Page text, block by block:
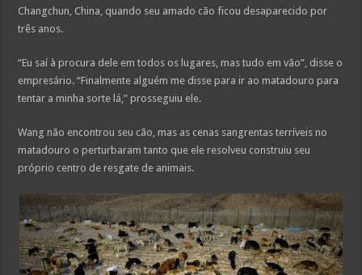
Changchun, China, quando seu amado cão ficou desaparecido por
três anos.
“Eu saí à procura dele em todos os lugares, mas tudo em vão”, disse o
empresário. “Finalmente alguém me disse para ir ao matadouro para
tentar a minha sorte lá,” prosseguiu ele.
Wang não encontrou seu cão, mas as cenas sangrentas terríveis no
matadouro o perturbaram tanto que ele resolveu construiu seu
próprio centro de resgate de animais.